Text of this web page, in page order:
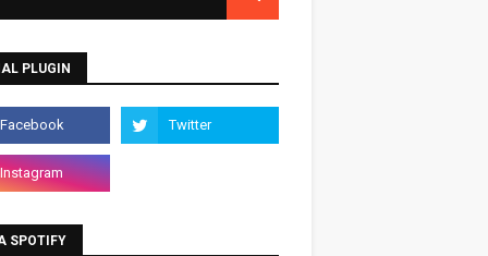
PLUGIN
SPOTIFY